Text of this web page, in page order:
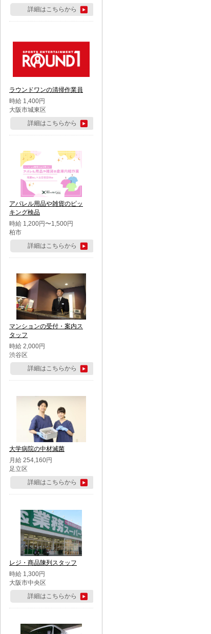
詳細はこちらから
ラウンドワンの清掃作業員
時給 1,400円
大阪市城東区
詳細はこちらから
アパレル用品や雑貨のピッ
キング検品
時給 1,200円〜1,500円
柏市
詳細はこちらから
マンションの受付・案内ス
タッフ
時給 2,000円
渋谷区
詳細はこちらから
大学病院の中材滅菌
月給 254,160円
足立区
詳細はこちらから
レジ・商品陳列スタッフ
時給 1,300円
大阪市中央区
詳細はこちらから